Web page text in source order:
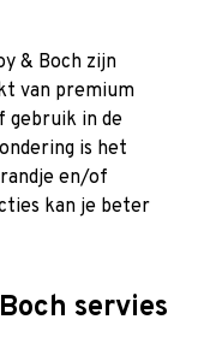
& Boch zijn
van premium
gebruik in de
is het
en/of
kan je beter
servies